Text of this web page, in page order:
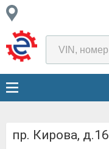
пр. Кирова, д.16